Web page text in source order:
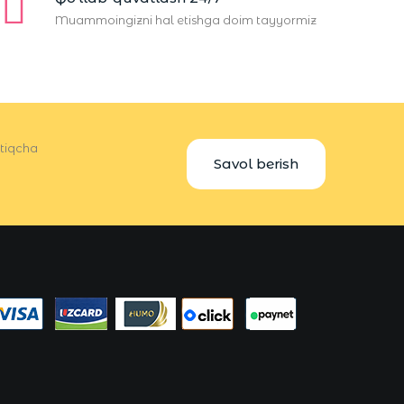
Muammoingizni hal etishga doim tayyormiz
Savol berish